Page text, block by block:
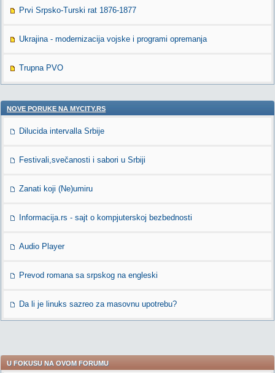
Prvi Srpsko-Turski rat 1876-1877
Ukrajina - modernizacija vojske i programi opremanja
Trupna PVO
NOVE PORUKE NA MYCITY.RS
Dilucida intervalla Srbije
Festivali,svečanosti i sabori u Srbiji
Zanati koji (Ne)umiru
Informacija.rs - sajt o kompjuterskoj bezbednosti
Audio Player
Prevod romana sa srpskog na engleski
Da li je linuks sazreo za masovnu upotrebu?
U FOKUSU NA OVOM FORUMU